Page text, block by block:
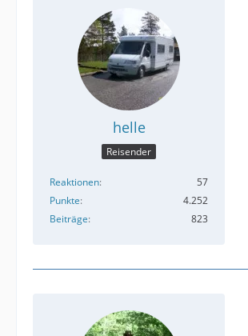
helle
Reisender
Reaktionen
57
Punkte
4.252
Beiträge
823